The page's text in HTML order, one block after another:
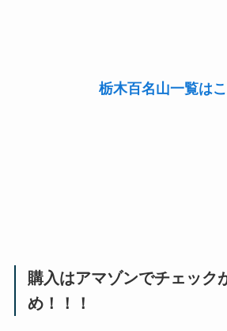
栃木百名山一覧は
購入はアマゾンでチェック
め！！！